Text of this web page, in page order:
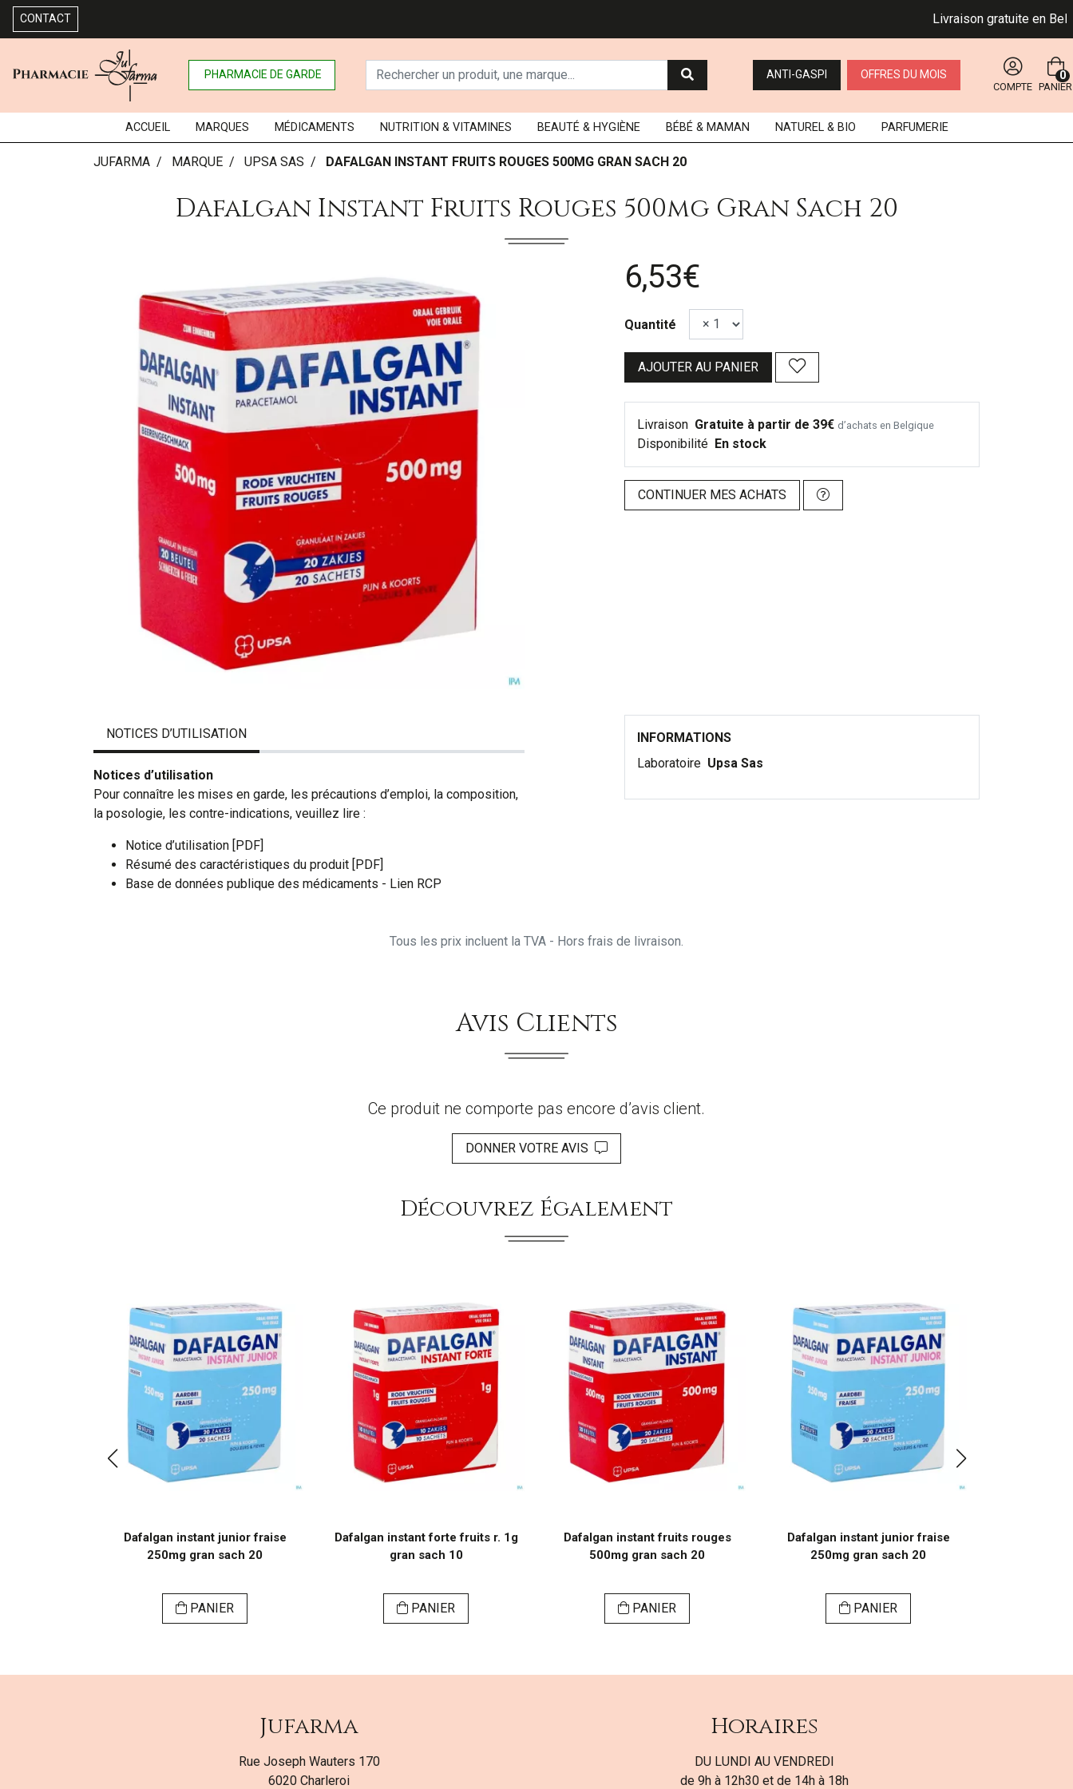
CONTACT Livraison gratuite en
PHARMACIE DE GARDE ANTI-GASPI OFFRES DU MOIS
COMPTE PANIER
0
ACCUEIL MARQUES MÉDICAMENTS NUTRITION & VITAMINES BEAUTÉ & HYGIÈNE BÉBÉ & MAMAN NATUREL & BIO PARFUMERIE
JUFARMA MARQUE UPSA SAS DAFALGAN INSTANT FRUITS ROUGES 500MG GRAN SACH 20
Dafalgan Instant Fruits Rouges 500mg Gran Sach 20
6,53€
Quantité
AJOUTER AU PANIER
Livraison Gratuite à partir de 39€ d’achats en Belgique
Disponibilité En stock
CONTINUER MES ACHATS
NOTICES D’UTILISATION
Notices d’utilisation
Pour connaître les mises en garde, les précautions d’emploi, la composition,
la posologie, les contre-indications, veuillez lire :
Notice d’utilisation [PDF]
Résumé des caractéristiques du produit [PDF]
Base de données publique des médicaments - Lien RCP
INFORMATIONS
Laboratoire Upsa Sas
Tous les prix incluent la TVA - Hors frais de livraison.
Avis Clients
Ce produit ne comporte pas encore d’avis client.
DONNER VOTRE AVIS
Découvrez Également
Dafalgan instant junior fraise
250mg gran sach 20
PANIER
Dafalgan instant forte fruits r. 1g
gran sach 10
PANIER
Dafalgan instant fruits rouges
500mg gran sach 20
PANIER
Dafalgan instant junior fraise
250mg gran sach 20
PANIER
Jufarma
Rue Joseph Wauters 170
6020 Charleroi
Horaires
DU LUNDI AU VENDREDI
de 9h à 12h30 et de 14h à 18h